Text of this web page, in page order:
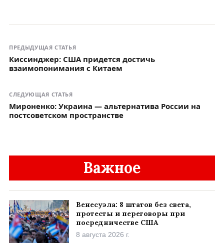
ПРЕДЫДУЩАЯ СТАТЬЯ
Киссинджер: США придется достичь
взаимопонимания с Китаем
СЛЕДУЮЩАЯ СТАТЬЯ
Мироненко: Украина — альтернатива России на
постсоветском пространстве
Важное
Венесуэла: 8 штатов без света,
протесты и переговоры при
посредничестве США
8 августа 2026 г.